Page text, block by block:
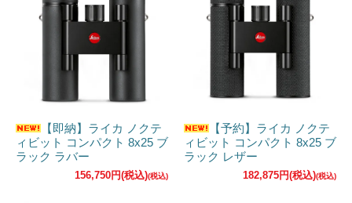
い「感動」を映し出す、世界最高峰の双眼鏡だけを厳
選。豊富な知識とデータに基づき、あなたの「見たい
世界」に完璧に寄り添う、最高のパートナーとの出会
いを、お約束します。
また当店はスワロフスキー・オプティック公認
サポートショップです。
製品情報から取り扱い、どこよりも正確な修理受付な
どスワロフスキーユーザーをサポートいたします。
【即納】ライカ ノクテ
ィビット コンパクト 8x25 ブ
ラック ラバー
156,750円(税込)
【予約】ライカ ノクテ
ィビット コンパクト 8x25 ブ
ラック レザー
182,875円(税込)